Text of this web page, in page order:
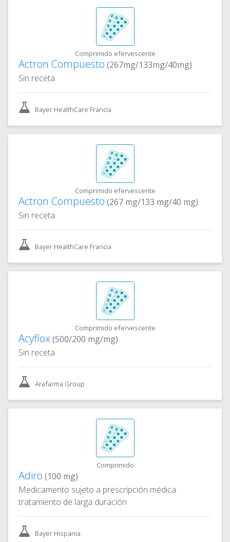
Comprimido efervescente
Actron Compuesto (267mg/133mg/40mg)
Sin receta
Bayer HealthCare Francia
Comprimido efervescente
Actron Compuesto (267 mg/133 mg/40 mg)
Sin receta
Bayer HealthCare Francia
Comprimido efervescente
Acyflox(500/200 mg/mg)
Sin receta
Arafarma Group
Comprimido
Adiro (100 mg)
Medicamento sujeto a prescripción médica.
tratamiento de larga duración
Bayer Hispania